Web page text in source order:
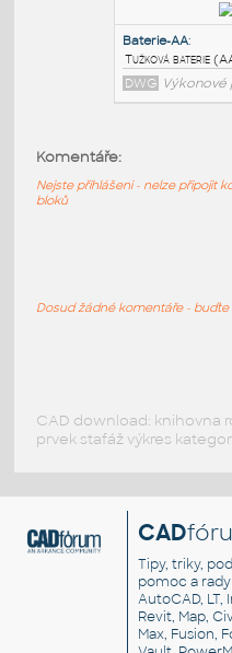
CR2450
Knoflíková
IPT
Tužková
Komentáře:
Nejste přihlášeni - nelze připojit
bloků
Dosud žádné komentáře - buďte
CAD download: knihovna
prvek stafáž výkres
CAD
Tipy, triky,
pomoc a
AutoCAD, LT,
Revit, Map,
Max, Fusion,